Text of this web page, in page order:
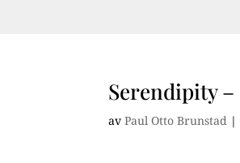
Serendipity
avPaul Otto Brunstad |